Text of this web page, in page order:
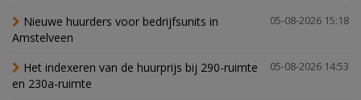
05-08-2026 15:18
Nieuwe huurders voor bedrijfsunits in
Amstelveen
05-08-2026 14:53
Het indexeren van de huurprijs bij 290-ruimte
en 230a-ruimte